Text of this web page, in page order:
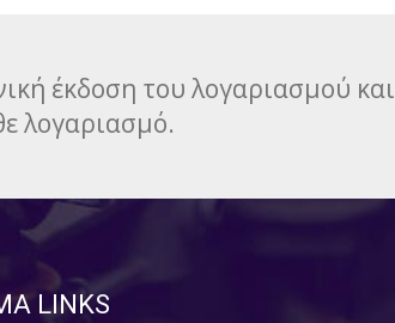
έκδοση του λογαριασμού και
λογαριασμό.
LINKS